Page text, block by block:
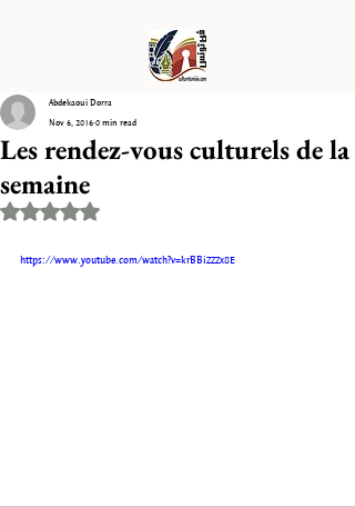
Les rendez-vous culturels de la
semaine
Abdekaoui Dorra
Nov 6, 20160 min read
Rated NaN out of 5 stars.
https://www.youtube.com/watch?v=krBBiZZZx8E